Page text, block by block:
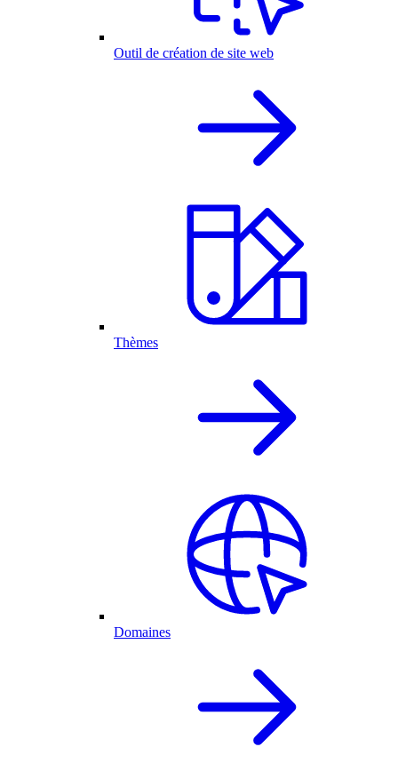
Outil de création de site web
Thèmes
Domaines